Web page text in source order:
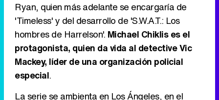
Tráiler en catalán de 'Ravalear', la nueva serie de HBO Max sobre los fondos buitre
Ryan, quien más adelante se encargaría de
'Timeless' y del desarrollo de 'S.W.A.T.: Los
hombres de Harrelson'. Michael Chiklis es el
protagonista, quien da vida al detective Vic
Mackey, líder de una organización policial
especial.
La serie se ambienta en Los Ángeles, en el